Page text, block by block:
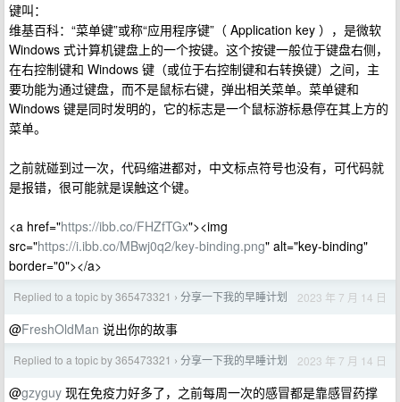
键叫：
维基百科：“菜单键”或称“应用程序键”（ Application key ），是微软
Windows 式计算机键盘上的一个按键。这个按键一般位于键盘右侧，
在右控制键和 Windows 键（或位于右控制键和右转换键）之间，主
要功能为通过键盘，而不是鼠标右键，弹出相关菜单。菜单键和
Windows 键是同时发明的，它的标志是一个鼠标游标悬停在其上方的
菜单。
之前就碰到过一次，代码缩进都对，中文标点符号也没有，可代码就
是报错，很可能就是误触这个键。
<a href="https://ibb.co/FHZfTGx"><img
src="https://i.ibb.co/MBwj0q2/key-binding.png" alt="key-binding"
border="0"></a>
Replied to a topic by 365473321 › 分享一下我的早睡计划 2023 年 7 月 14 日
@FreshOldMan 说出你的故事
Replied to a topic by 365473321 › 分享一下我的早睡计划 2023 年 7 月 14 日
@gzyguy 现在免疫力好多了，之前每周一次的感冒都是靠感冒药撑